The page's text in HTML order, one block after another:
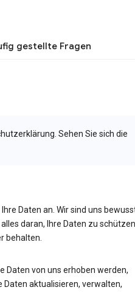
gestellte Fragen
Sehen Sie sich die
Daten an. Wir sind uns
daran, Ihre Daten zu schützen
behalten.
Daten von uns erhoben werden,
aktualisieren, verwalten,